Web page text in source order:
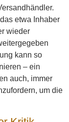
etwa Inhaber
wieder
kann so
– ein
auch, immer
um die